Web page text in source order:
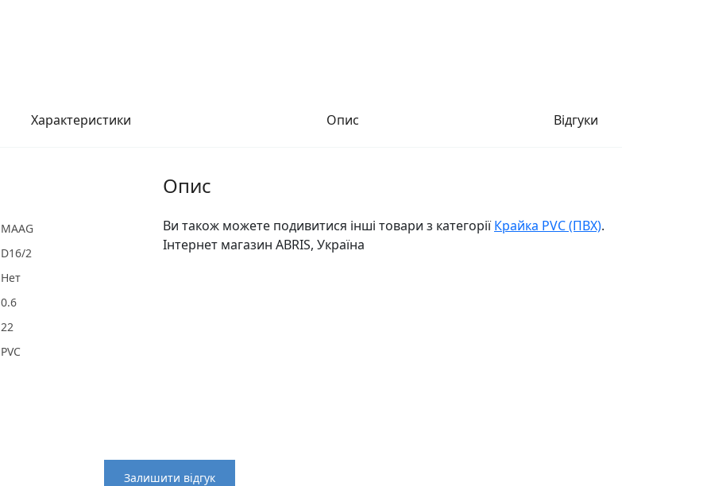
Характеристики Опис Відгуки
MAAG
D16/2
Нет
0.6
22
PVC
Опис
Ви також можете подивитися інші товари з категоріїКрайка PVC (ПВХ).
Інтернет магазин ABRIS, Україна
Залишити відгук